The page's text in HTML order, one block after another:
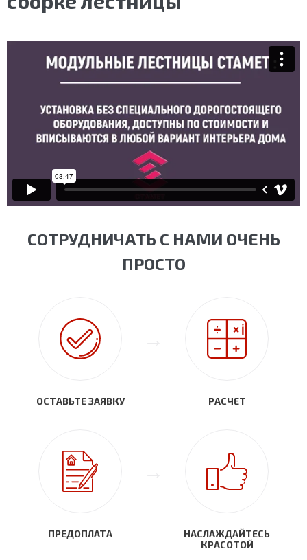
СОТРУДНИЧАТЬ С НАМИ ОЧЕНЬ
ПРОСТО
ОСТАВЬТЕ ЗАЯВКУ РАСЧЕТ
ПРЕДОПЛАТА
НАСЛАЖДАЙТЕСЬ
КРАСОТОЙ